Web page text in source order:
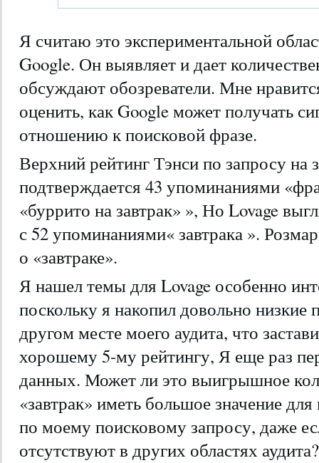
Я считаю это экспериментальной
Google. Он выявляет и дает
обсуждают обозреватели. Мне
оценить, как Google может получать
отношению к поисковой фразе.
Верхний рейтинг Тэнси по запросу на
подтверждается 43 упоминаниями
«буррито на завтрак» », Но Lovage
с 52 упоминаниями« завтрака ».
о «завтраке».
Я нашел темы для Lovage особенно
поскольку я накопил довольно низкие
другом месте моего аудита, что
хорошему 5-му рейтингу, Я еще раз
данных. Может ли это выигрышное
«завтрак» иметь большое значение
по моему поисковому запросу, даже
отсутствуют в других областях